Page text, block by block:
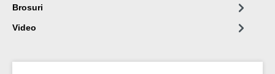
Brosuri
Video